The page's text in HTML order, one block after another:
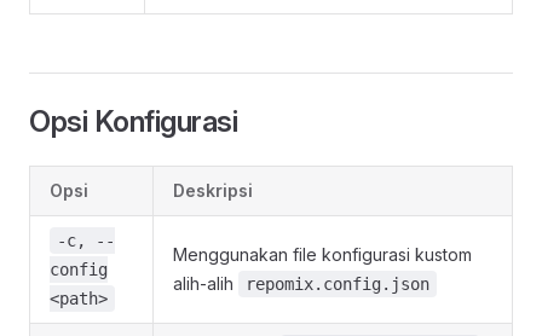
Opsi Konfigurasi
Opsi Deskripsi
-c, --
config
<path>
Menggunakan file konfigurasi kustom
alih-alih
repomix.config.json